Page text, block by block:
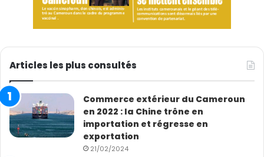
Articles les plus consultés
Commerce extérieur du Cameroun
en 2022 : la Chine trône en
importation et régresse en
exportation
21/02/2024